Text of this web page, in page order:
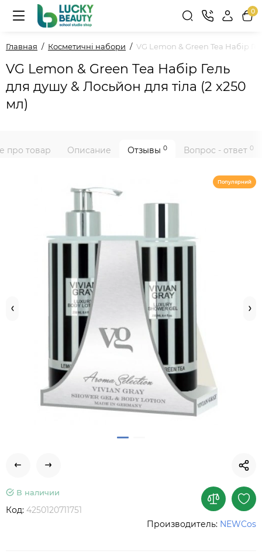
0
Главная Косметичні набори VG Lemon & Green Tea Набір
VG Lemon & Green Tea Набір Гель
для душу & Лосьйон для тіла (2 х250
мл)
про товар Описание Отзывы 0 Вопрос - ответ 0
Популярний
В наличии
Код: 4250120711751
Производитель: NEWCos